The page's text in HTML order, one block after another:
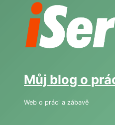
Můj blog o
Web o práci a zábavě